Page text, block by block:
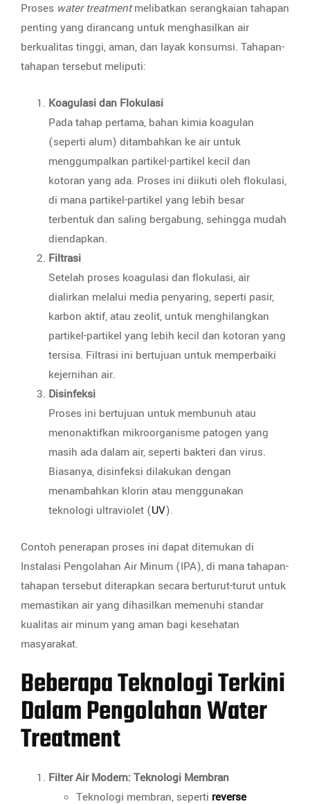
Proses water treatmentmelibatkan serangkaian tahapan
penting yang dirancang untuk menghasilkan air
berkualitas tinggi, aman, dan layak konsumsi. Tahapan-
tahapan tersebut meliputi:
Koagulasi dan Flokulasi
Pada tahap pertama, bahan kimia koagulan
(seperti alum) ditambahkan ke air untuk
menggumpalkan partikel-partikel kecil dan
kotoran yang ada. Proses ini diikuti oleh flokulasi,
di mana partikel-partikel yang lebih besar
terbentuk dan saling bergabung, sehingga mudah
diendapkan.
Filtrasi
Setelah proses koagulasi dan flokulasi, air
dialirkan melalui media penyaring, seperti pasir,
karbon aktif, atau zeolit, untuk menghilangkan
partikel-partikel yang lebih kecil dan kotoran yang
tersisa. Filtrasi ini bertujuan untuk memperbaiki
kejernihan air.
Disinfeksi
Proses ini bertujuan untuk membunuh atau
menonaktifkan mikroorganisme patogen yang
masih ada dalam air, seperti bakteri dan virus.
Biasanya, disinfeksi dilakukan dengan
menambahkan klorin atau menggunakan
teknologi ultraviolet (UV).
Contoh penerapan proses ini dapat ditemukan di
Instalasi Pengolahan Air Minum (IPA), di mana tahapan-
tahapan tersebut diterapkan secara berturut-turut untuk
memastikan air yang dihasilkan memenuhi standar
kualitas air minum yang aman bagi kesehatan
masyarakat.
Beberapa Teknologi Terkini
Dalam Pengolahan Water
Treatment
Filter Air Modern: Teknologi Membran
Teknologi membran, seperti reverse